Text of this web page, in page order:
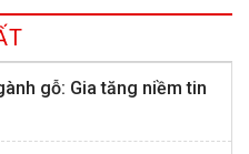
gỗ: Gia tăng niềm tin